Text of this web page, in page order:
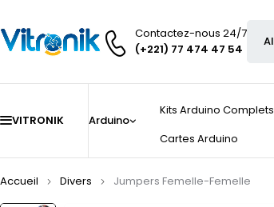
Contactez-nous 24/7
(+221) 77 474 47 54
VITRONIK Arduino
Kits Arduino Complets
Cartes Arduino
Accueil Divers Jumpers Femelle-Femelle